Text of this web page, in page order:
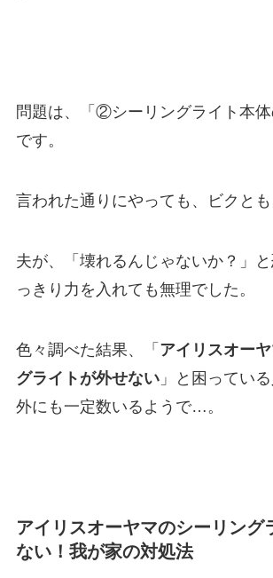
問題は、「②シーリングライト本体
です。
言われた通りにやっても、ビクとも
夫が、「壊れるんじゃないか？」
っきり力を入れても無理でした。
色々調べた結果、「 アイリスオー
グライトが外せない」と困ってい
外にも一定数いるようで…。
アイリスオーヤマのシーリング
ない！我が家の対処法